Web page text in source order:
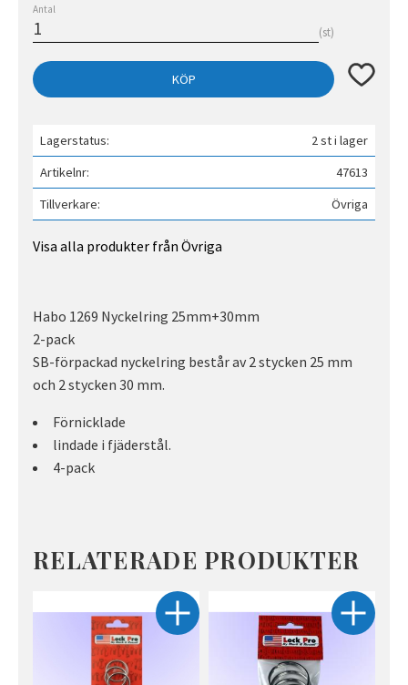
Antal
st
KÖP Lägg till
Lagerstatus
2 st i lager
Artikelnr
47613
Tillverkare
Övriga
Visa alla produkter från Övriga
Habo 1269 Nyckelring 25mm+30mm
2-pack
SB-förpackad nyckelring består av 2 stycken 25 mm
och 2 stycken 30 mm.
Förnicklade
lindade i fjäderstål.
4-pack
RELATERADE PRODUKTER